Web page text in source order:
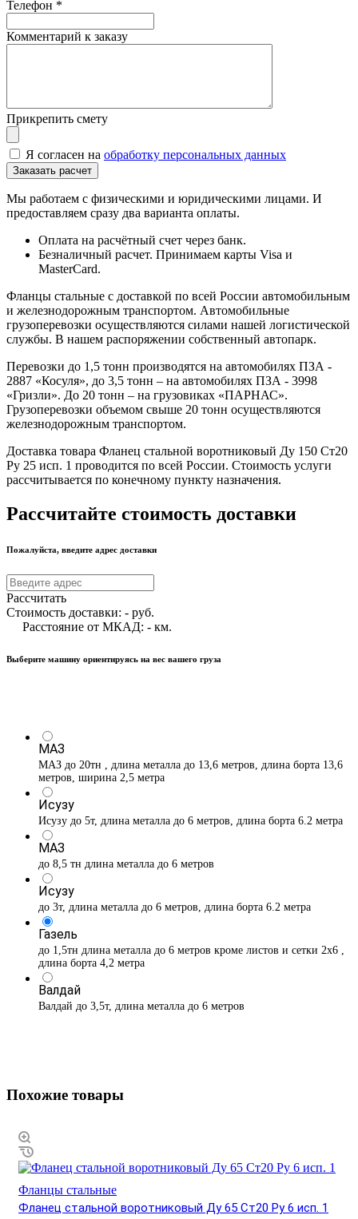
Телефон *
Комментарий к заказу
Прикрепить смету
Я согласен на обработку персональных данных
Мы работаем с физическими и юридическими лицами. И
предоставляем сразу два варианта оплаты.
Оплата на расчётный счет через банк.
Безналичный расчет. Принимаем карты Visa и
MasterCard.
Фланцы стальные с доставкой по всей России автомобильным
и железнодорожным транспортом. Автомобильные
грузоперевозки осуществляются силами нашей логистической
службы. В нашем распоряжении собственный автопарк.
Перевозки до 1,5 тонн производятся на автомобилях ПЗА -
2887 «Косуля», до 3,5 тонн – на автомобилях ПЗА - 3998
«Гризли». До 20 тонн – на грузовиках «ПАРНАС».
Грузоперевозки объемом свыше 20 тонн осуществляются
железнодорожным транспортом.
Доставка товара Фланец стальной воротниковый Ду 150 Ст20
Ру 25 исп. 1 проводится по всей России. Стоимость услуги
рассчитывается по конечному пункту назначения.
Рассчитайте стоимость доставки
Пожалуйста, введите адрес доставки
Рассчитать
Стоимость доставки: - руб.
Расстояние от МКАД: - км.
Выберите машину ориентируясь на вес вашего груза
МАЗ
МАЗ до 20тн , длина металла до 13,6 метров, длина борта 13,6
метров, ширина 2,5 метра
Исузу
Исузу до 5т, длина металла до 6 метров, длина борта 6.2 метра
МАЗ
до 8,5 тн длина металла до 6 метров
Исузу
до 3т, длина металла до 6 метров, длина борта 6.2 метра
Газель
до 1,5тн длина металла до 6 метров кроме листов и сетки 2х6 ,
длина борта 4,2 метра
Валдай
Валдай до 3,5т, длина металла до 6 метров
Похожие товары
Фланцы стальные
Фланец стальной воротниковый Ду 65 Ст20 Ру 6 исп. 1